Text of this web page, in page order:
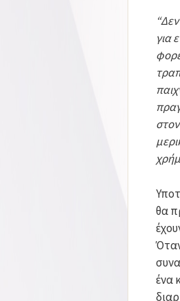
για
θα
ένα